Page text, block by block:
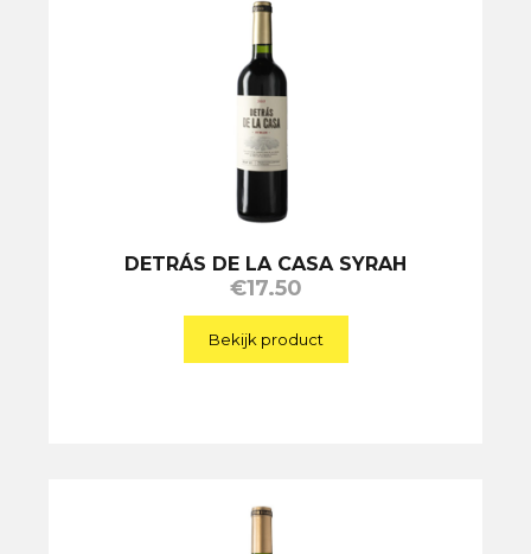
DETRÁS DE LA CASA SYRAH
€17.50
Bekijk product